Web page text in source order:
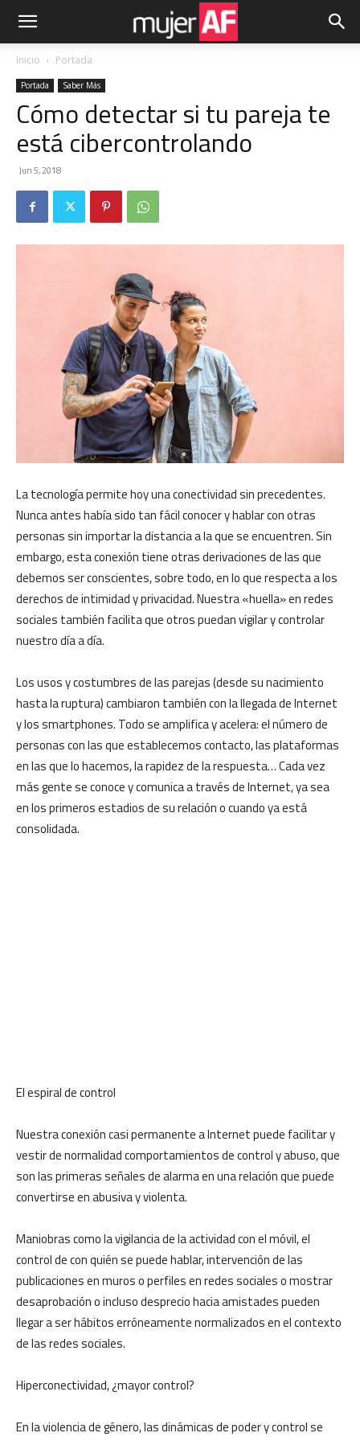
Inicio Portada
Portada Saber Más
Cómo detectar si tu pareja te
está cibercontrolando
Jun 5, 2018
La tecnología permite hoy una conectividad sin precedentes.
Nunca antes había sido tan fácil conocer y hablar con otras
personas sin importar la distancia a la que se encuentren. Sin
embargo, esta conexión tiene otras derivaciones de las que
debemos ser conscientes, sobre todo, en lo que respecta a los
derechos de intimidad y privacidad. Nuestra «huella» en redes
sociales también facilita que otros puedan vigilar y controlar
nuestro día a día.
Los usos y costumbres de las parejas (desde su nacimiento
hasta la ruptura) cambiaron también con la llegada de Internet
y los smartphones. Todo se amplifica y acelera: el número de
personas con las que establecemos contacto, las plataformas
en las que lo hacemos, la rapidez de la respuesta… Cada vez
más gente se conoce y comunica a través de Internet, ya sea
en los primeros estadios de su relación o cuando ya está
consolidada.
El espiral de control
Nuestra conexión casi permanente a Internet puede facilitar y
vestir de normalidad comportamientos de control y abuso, que
son las primeras señales de alarma en una relación que puede
convertirse en abusiva y violenta.
Maniobras como la vigilancia de la actividad con el móvil, el
control de con quién se puede hablar, intervención de las
publicaciones en muros o perfiles en redes sociales o mostrar
desaprobación o incluso desprecio hacia amistades pueden
llegar a ser hábitos erróneamente normalizados en el contexto
de las redes sociales.
Hiperconectividad, ¿mayor control?
En la violencia de género, las dinámicas de poder y control se